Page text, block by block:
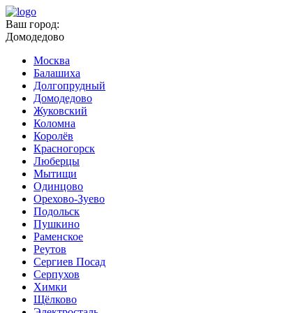
Ваш город:
Домодедово
Москва
Балашиха
Долгопрудный
Домодедово
Жуковский
Коломна
Королёв
Красногорск
Люберцы
Мытищи
Одинцово
Орехово-Зуево
Подольск
Пушкино
Раменское
Реутов
Сергиев Посад
Серпухов
Химки
Щёлково